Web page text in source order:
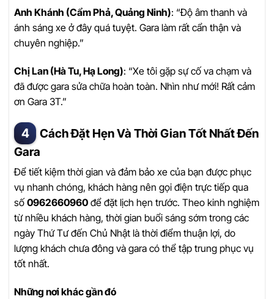
Anh Khánh (Cẩm Phả, Quảng Ninh): “Độ âm thanh và
ánh sáng xe ở đây quá tuyệt. Gara làm rất cẩn thận và
chuyên nghiệp.”
Chị Lan (Hà Tu, Hạ Long): “Xe tôi gặp sự cố va chạm và
đã được gara sửa chữa hoàn toàn. Nhìn như mới! Rất cảm
ơn Gara 3T.”
Cách Đặt Hẹn Và Thời Gian Tốt Nhất Đến
Gara
Để tiết kiệm thời gian và đảm bảo xe của bạn được phục
vụ nhanh chóng, khách hàng nên gọi điện trực tiếp qua
số 0962660960 để đặt lịch hẹn trước. Theo kinh nghiệm
từ nhiều khách hàng, thời gian buổi sáng sớm trong các
ngày Thứ Tư đến Chủ Nhật là thời điểm thuận lợi, do
lượng khách chưa đông và gara có thể tập trung phục vụ
tốt nhất.
Những nơi khác gần đó